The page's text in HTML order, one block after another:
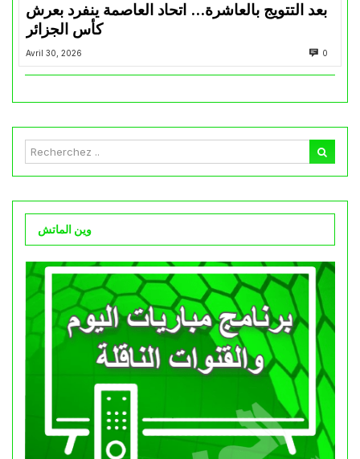
بعد التتويج بالعاشرة… اتحاد العاصمة ينفرد بعرش
كأس الجزائر
Avril 30, 2026 0
وين الماتش